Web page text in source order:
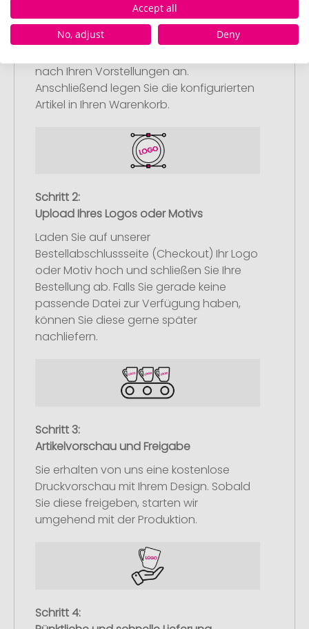
Artikelkonfiguration
Wählen Sie Ihre gewünschten
nach Ihren Vorstellungen an.
Anschließend legen Sie die konfigurierten
Artikel in Ihren Warenkorb.
Schritt 2:
Upload Ihres Logos oder Motivs
Laden Sie auf unserer
Bestellabschlussseite (Checkout) Ihr Logo
oder Motiv hoch und schließen Sie Ihre
Bestellung ab. Falls Sie gerade keine
passende Datei zur Verfügung haben,
können Sie diese gerne später
nachliefern.
Schritt 3:
Artikelvorschau und Freigabe
Sie erhalten von uns eine kostenlose
Druckvorschau mit Ihrem Design. Sobald
Sie diese freigeben, starten wir
umgehend mit der Produktion.
Schritt 4:
Accept all
No, adjust
Deny